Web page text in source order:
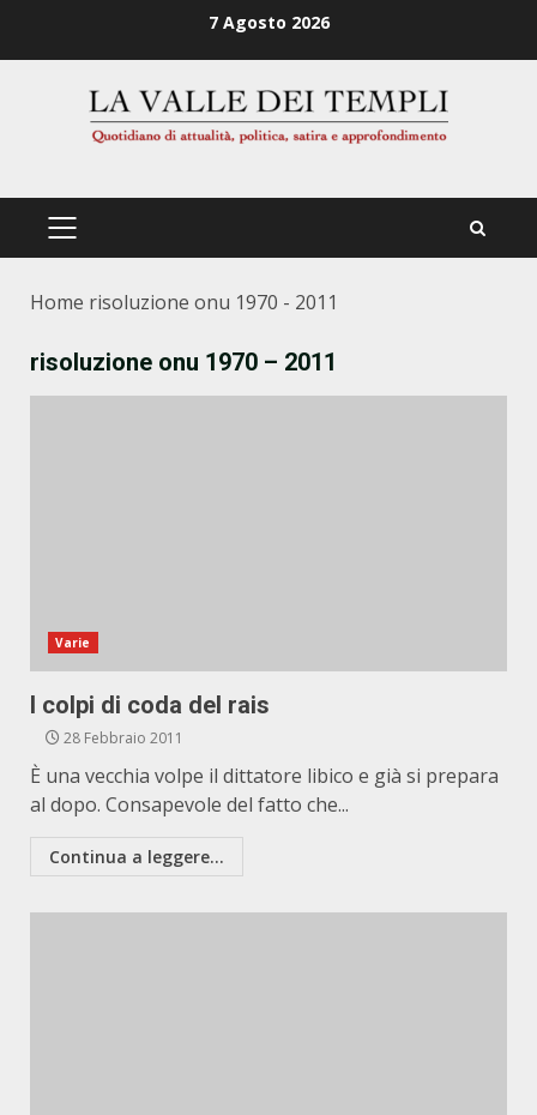
7 Agosto 2026
PRIMÄRES
Home risoluzione onu 1970 - 2011
risoluzione onu 1970 – 2011
Varie
I colpi di coda del rais
28 Febbraio 2011
È una vecchia volpe il dittatore libico e già si prepara
al dopo. Consapevole del fatto che...
Continua a leggere...